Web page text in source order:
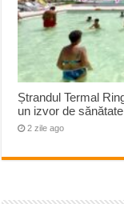
Ștrandul Termal
un izvor de
2 zile ago